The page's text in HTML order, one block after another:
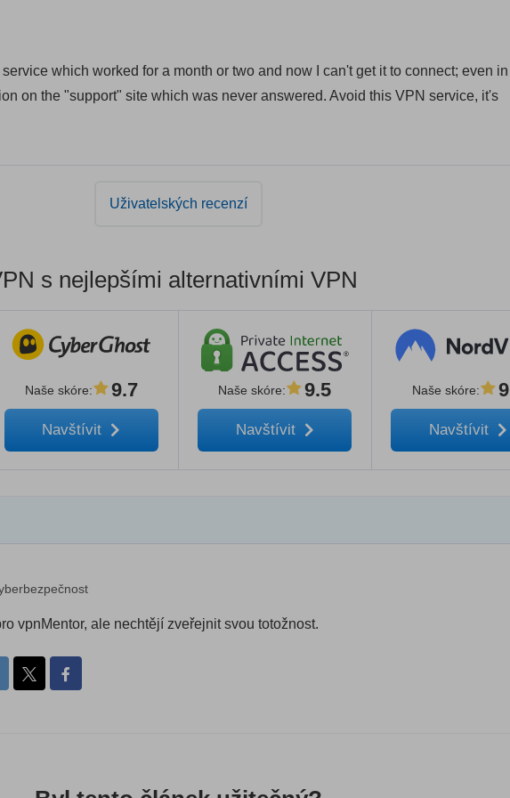
service which worked for a month or two and now I can't get it to connect; even in
on the "support" site which was never answered. Avoid this VPN service, it's
Uživatelských recenzí
s nejlepšími alternativními VPN
Naše skóre: 9.7
Navštívit
Naše skóre: 9.5
Navštívit
Naše skóre:
Navštívit
vpnMentor, ale nechtějí zveřejnit svou totožnost.